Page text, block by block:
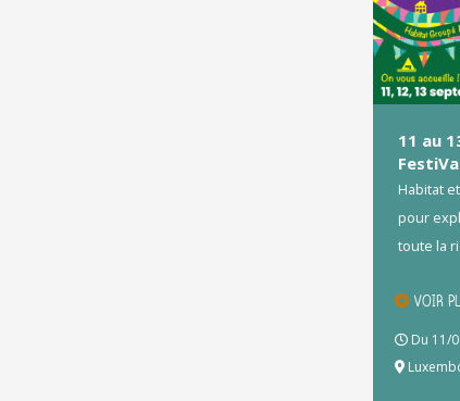
11 au
Habitat
pour
toute la
VOIR
Du 11/